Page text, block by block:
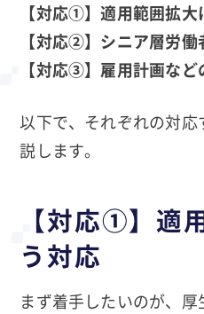
【対応①】適用範囲拡
【対応②】シニア層労
【対応③】雇用計画など
以下で、それぞれの対
説します。
【対応①】適
う対応
まず着手したいのが、